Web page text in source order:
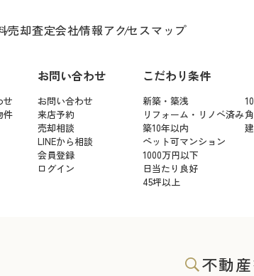
売却査定会社情報アクセスマップ
せ
件
お問い合わせ
お問い合わせ
来店予約
売却相談
LINEから相談
会員登録
ログイン
こだわり条件
新築・築浅
リフォーム・リノベ済み
築10年以内
ペット可マンション
1000万円以下
日当たり良好
45坪以上
不動